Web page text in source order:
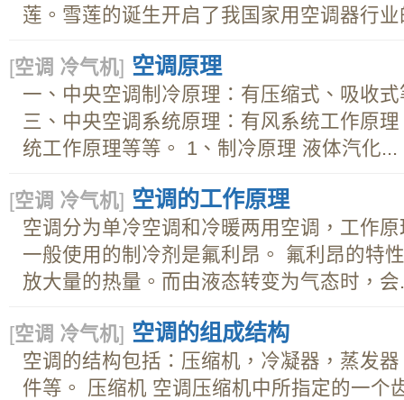
莲。雪莲的诞生开启了我国家用空调器行
[空调 冷气机] 空调原理
一、中央空调制冷原理：有压缩式、吸收
三、中央空调系统原理：有风系统工作原
统工作原理等等。 1、制冷原理 液体汽化...
[空调 冷气机] 空调的工作原理
空调分为单冷空调和冷暖两用空调，工作
一般使用的制冷剂是氟利昂。 氟利昂的特
放大量的热量。而由液态转变为气态时，会
[空调 冷气机] 空调的组成结构
空调的结构包括：压缩机，冷凝器，蒸发
件等。 压缩机 空调压缩机中所指定的一个